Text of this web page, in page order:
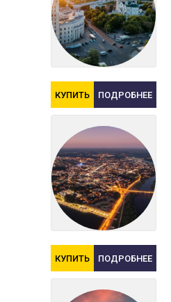
КУПИТЬ ПОДРОБНЕЕ
КУПИТЬ ПОДРОБНЕЕ